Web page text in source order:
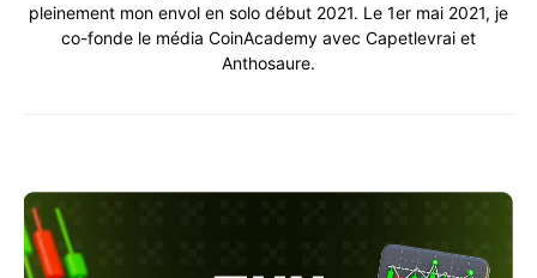
pleinement mon envol en solo début 2021. Le 1er mai 2021, je
co-fonde le média CoinAcademy avec Capetlevrai et
Anthosaure.